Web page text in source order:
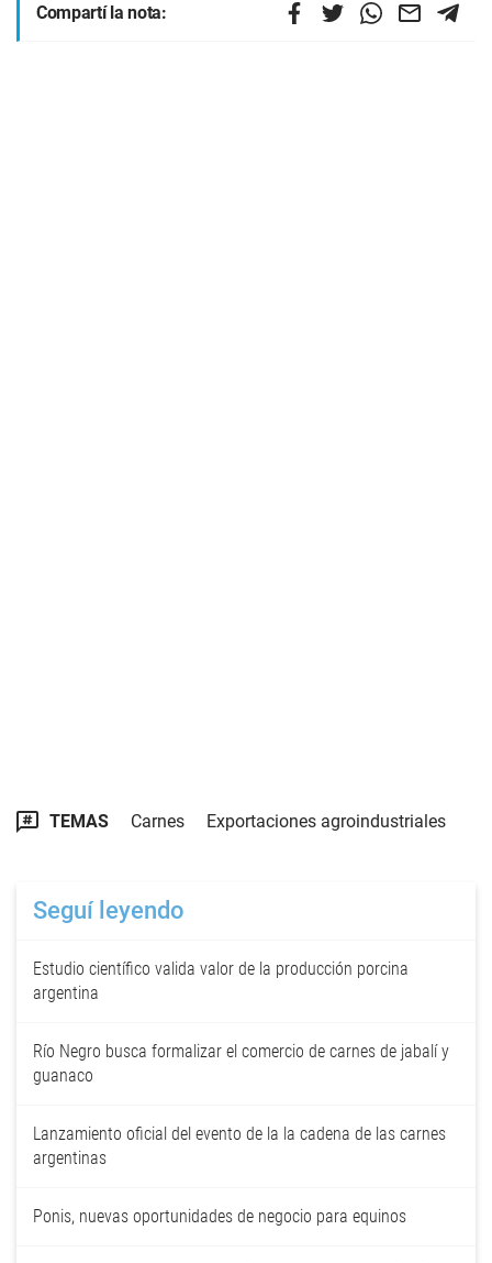
Compartí la nota:
TEMAS Carnes Exportaciones agroindustriales
Seguí leyendo
Estudio científico valida valor de la producción porcina
argentina
Río Negro busca formalizar el comercio de carnes de jabalí y
guanaco
Lanzamiento oficial del evento de la la cadena de las carnes
argentinas
Ponis, nuevas oportunidades de negocio para equinos